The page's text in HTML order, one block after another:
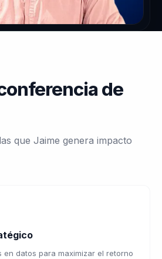
de
que Jaime genera impacto
en datos para maximizar el retorno